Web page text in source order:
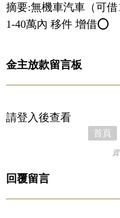
摘要:無機車汽車（可
1-40萬內 移件 增借⭕️
金主放款留言板
請登入後查看
首頁
回覆留言